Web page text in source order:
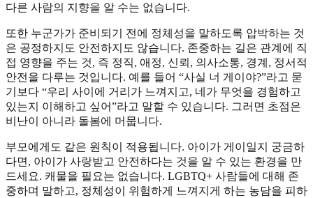
다른 사람의 지향을 알 수는 없습니다.
또한 누군가가 준비되기 전에 정체성을 말하도록 압박하는 것
은 공정하지도 안전하지도 않습니다. 존중하는 길은 관계에 직
접 영향을 주는 것, 즉 정직, 애정, 신뢰, 의사소통, 경계, 정서적
안전을 다루는 것입니다. 예를 들어 “사실 너 게이야?”라고 묻
기보다 “우리 사이에 거리가 느껴지고, 네가 무엇을 경험하고
있는지 이해하고 싶어”라고 말할 수 있습니다. 그러면 초점은
비난이 아니라 돌봄에 머뭅니다.
부모에게도 같은 원칙이 적용됩니다. 아이가 게이일지 궁금하
다면, 아이가 사랑받고 안전하다는 것을 알 수 있는 환경을 만
드세요. 캐물을 필요는 없습니다. LGBTQ+ 사람들에 대해 존
중하며 말하고, 정체성이 위험하게 느껴지게 하는 농담을 피하